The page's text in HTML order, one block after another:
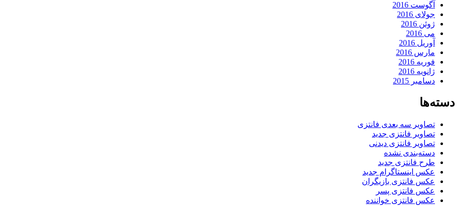
آگوست 2016
جولای 2016
ژوئن 2016
می 2016
آوریل 2016
مارس 2016
فوریه 2016
ژانویه 2016
دسامبر 2015
دسته‌ها
تصاویر سه بعدی فانتزی
تصاویر فانتزی جدید
تصاویر فانتزی دیدنی
دسته‌بندی نشده
طرح فانتزی جدید
عکس اینستاگرام جدید
عکس فانتزی بازیگران
عکس فانتزی پسر
عکس فانتزی خواننده